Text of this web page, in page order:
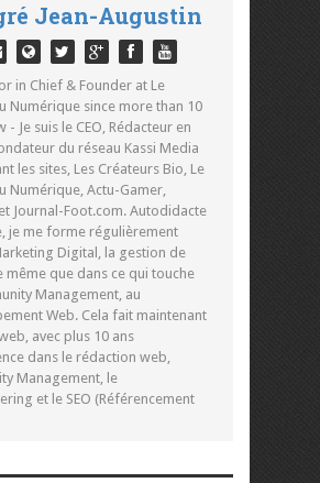
Jean-Augustin
in Chief & Founder at Le
Numérique since more than 10
- Je suis le CEO, Rédacteur en
du réseau Kassi Media
les sites, Les Créateurs Bio, Le
Numérique, Actu-Gamer,
Journal-Foot.com. Autodidacte
je me forme régulièrement
Digital, la gestion de
même que dans ce qui touche
Management, au
Web. Cela fait maintenant
avec plus 10 ans
dans le rédaction web,
Management, le
et le SEO (Référencement